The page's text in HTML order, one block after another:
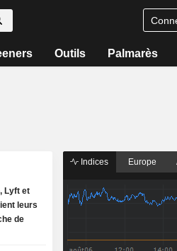
Outils Palmarès
Lyft et
leurs
de
Indices Europe